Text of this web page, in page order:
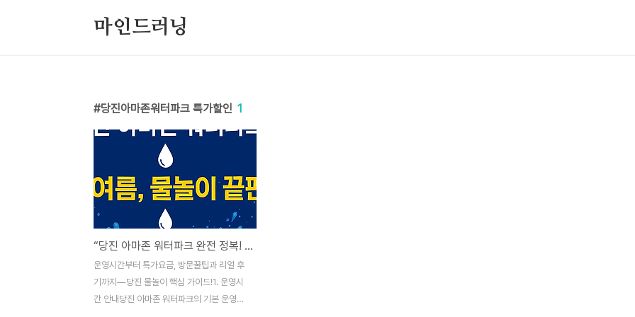
마인드러닝
당진아마존워터파크 특가할인 1
“당진 아마존 워터파크 완전 정복! 운영시간·요금·실후기 대공개”
운영시간부터 특가요금, 방문꿀팁과 리얼 후
기까지—당진 물놀이 핵심 가이드!1. 운영시
간 안내당진 아마존 워터파크의 기본 운영시